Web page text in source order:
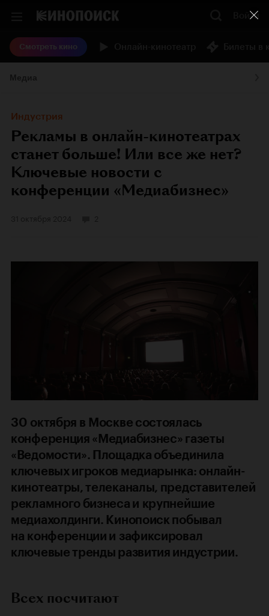
Войти
Смотреть кино
Индустрия
Рекламы в онлайн-кинотеатрах
станет больше! Или все же нет?
Ключевые новости с
конференции «Медиабизнес»
30 октября в Москве состоялась
конференция «Медиабизнес» газеты
«Ведомости». Площадка объединила
ключевых игроков медиарынка: онлайн-
кинотеатры, телеканалы, представителей
рекламного бизнеса и крупнейшие
медиахолдинги. Кинопоиск побывал
на конференции и зафиксировал
ключевые тренды развития индустрии.
Всех посчитают